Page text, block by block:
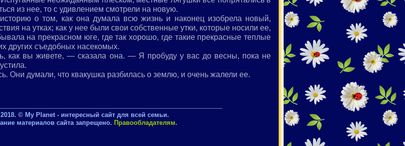
из нее, то с удивлением смотрели на новую.
о том, как она думала всю жизнь и наконец изобрела новый,
на утках; как у нее были свои собственные утки, которые носили ее,
на прекрасном юге, где так хорошо, где такие прекрасные теплые
других съедобных насекомых.
как вы живете, — сказала она. — Я пробуду у вас до весны, пока не
Они думали, что квакушка разбилась о землю, и очень жалели ее.
2018. © My Planet - интересный сайт для всей семьи.
материалов сайта запрещено. Правообладателям.